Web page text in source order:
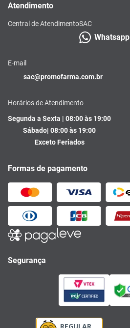
Atendimento
Central de AtendimentoSAC
Whatsapp
E-mail
sac@promofarma.com.br
Horários de Atendimento
Segunda a Sexta | 08:00 às 19:00
Sábado| 08:00 às 19:00
Exceto Feriados
Formas de pagamento
Segurança